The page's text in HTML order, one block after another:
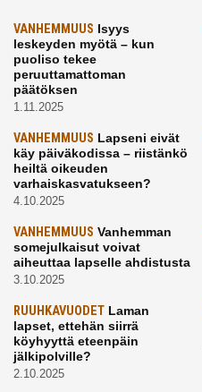
VANHEMMUUS Isyys
leskeyden myötä – kun
puoliso tekee
peruuttamattoman
päätöksen
1.11.2025
VANHEMMUUS Lapseni eivät
käy päiväkodissa – riistänkö
heiltä oikeuden
varhaiskasvatukseen?
4.10.2025
VANHEMMUUS Vanhemman
somejulkaisut voivat
aiheuttaa lapselle ahdistusta
3.10.2025
RUUHKAVUODET Laman
lapset, ettehän siirrä
köyhyyttä eteenpäin
jälkipolville?
2.10.2025